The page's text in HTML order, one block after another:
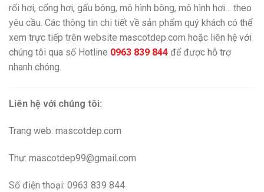
rối hơi, cổng hơi, gấu bông, mô hình bông, mô hình hơi… theo
yêu cầu. Các thông tin chi tiết về sản phẩm quý khách có thể
xem trực tiếp trên website mascotdep.com hoặc liên hệ với
chúng tôi qua số Hotline 0963 839 844 để được hỗ trợ
nhanh chóng.
Liên hệ với chúng tôi:
Trang web: mascotdep.com
Thư: mascotdep99@gmail.com
Số điện thoại: 0963 839 844